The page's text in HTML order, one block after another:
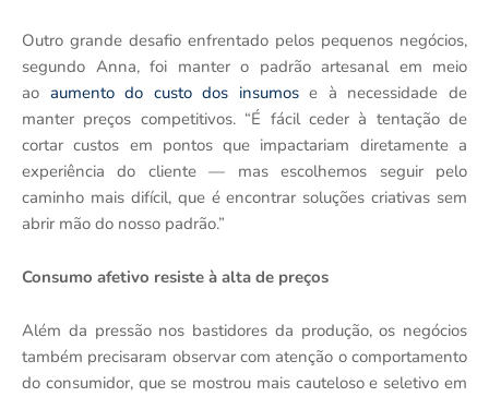
Outro grande desafio enfrentado pelos pequenos negócios,
segundo Anna, foi manter o padrão artesanal em meio
ao aumento do custo dos insumose à necessidade de
manter preços competitivos. “É fácil ceder à tentação de
cortar custos em pontos que impactariam diretamente a
experiência do cliente — mas escolhemos seguir pelo
caminho mais difícil, que é encontrar soluções criativas sem
abrir mão do nosso padrão.”
Consumo afetivo resiste à alta de preços
Além da pressão nos bastidores da produção, os negócios
também precisaram observar com atenção o comportamento
do consumidor, que se mostrou mais cauteloso e seletivo em